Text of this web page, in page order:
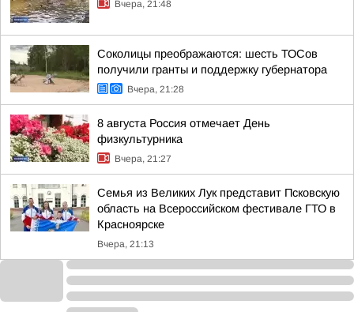
Вчера, 21:48
Соколицы преображаются: шесть ТОСов
получили гранты и поддержку губернатора
Вчера, 21:28
8 августа Россия отмечает День
физкультурника
Вчера, 21:27
Семья из Великих Лук представит Псковскую
область на Всероссийском фестивале ГТО в
Красноярске
Вчера, 21:13